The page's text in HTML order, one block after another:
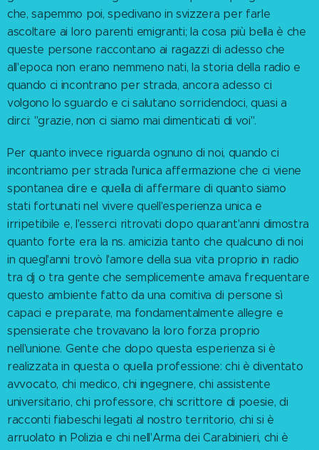
che, sapemmo poi, spedivano in svizzera per farle
ascoltare ai loro parenti emigranti; la cosa più bella è che
queste persone raccontano ai ragazzi di adesso che
all'epoca non erano nemmeno nati, la storia della radio e
quando ci incontrano per strada, ancora adesso ci
volgono lo sguardo e ci salutano sorridendoci, quasi a
dirci: "grazie, non ci siamo mai dimenticati di voi".
Per quanto invece riguarda ognuno di noi, quando ci
incontriamo per strada l'unica affermazione che ci viene
spontanea dire e quella di affermare di quanto siamo
stati fortunati nel vivere quell'esperienza unica e
irripetibile e, l'esserci ritrovati dopo quarant'anni dimostra
quanto forte era la ns. amicizia tanto che qualcuno di noi
in quegl'anni trovò l'amore della sua vita proprio in radio
tra dj o tra gente che semplicemente amava frequentare
questo ambiente fatto da una comitiva di persone sì
capaci e preparate, ma fondamentalmente allegre e
spensierate che trovavano la loro forza proprio
nell'unione. Gente che dopo questa esperienza si è
realizzata in questa o quella professione: chi è diventato
avvocato, chi medico, chi ingegnere, chi assistente
universitario, chi professore, chi scrittore di poesie, di
racconti fiabeschi legati al nostro territorio, chi si è
arruolato in Polizia e chi nell'Arma dei Carabinieri, chi è